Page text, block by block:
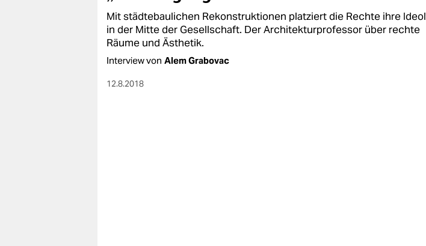
Mit städtebaulichen Rekonstruktionen platziert die Rechte ihre
in der Mitte der Gesellschaft. Der Architekturprofessor über rechte
Räume und Ästhetik.
Interview von Alem Grabovac
12.8.2018